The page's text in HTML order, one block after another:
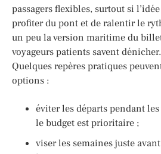
passagers flexibles, surtout si
profiter du pont et de ralentir le
un peu la version maritime du
voyageurs patients savent dénicher.
Quelques repères pratiques
options :
éviter les départs pendant
le budget est prioritaire ;
viser les semaines juste